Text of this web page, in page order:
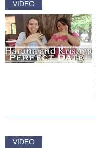
VIDEO
VIDEO